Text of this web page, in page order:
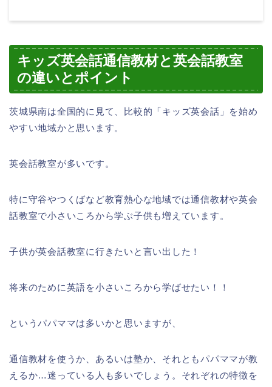
キッズ英会話通信教材と英会話教室
の違いとポイント
茨城県南は全国的に見て、比較的「キッズ英会話」を始め
やすい地域かと思います。
英会話教室が多いです。
特に守谷やつくばなど教育熱心な地域では通信教材や英会
話教室で小さいころから学ぶ子供も増えています。
子供が英会話教室に行きたいと言い出した！
将来のために英語を小さいころから学ばせたい！！
というパパママは多いかと思いますが、
通信教材を使うか、あるいは塾か、それともパパママが教
えるか…迷っている人も多いでしょう。それぞれの特徴を